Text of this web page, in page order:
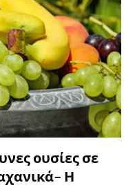
ουσίες σε
Η